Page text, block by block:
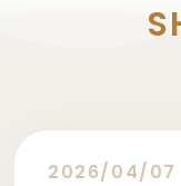
2026/04/07